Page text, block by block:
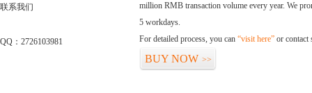
联系我们
QQ：2726103981
million RMB transaction volume every year. We
5 workdays.
For detailed process, you can “visit here” or contact
BUY NOW >>